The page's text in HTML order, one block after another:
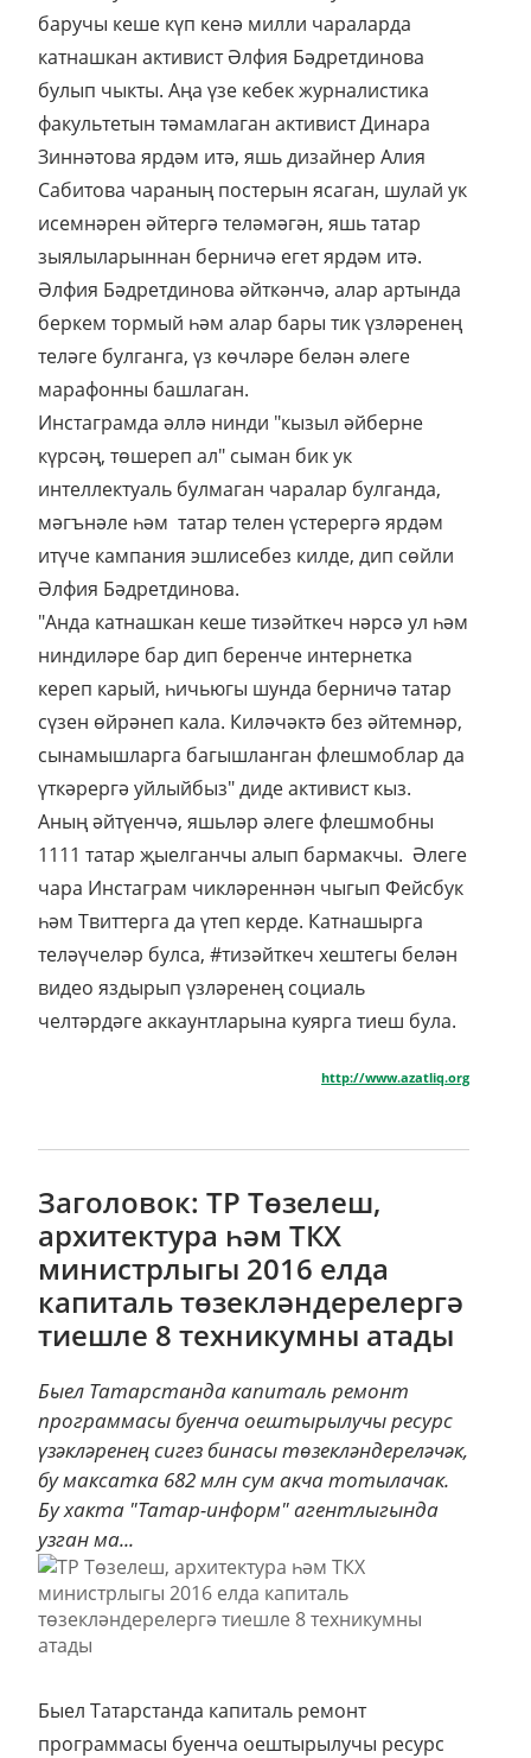
баручы кеше күп кенә милли чараларда
катнашкан активист Әлфия Бәдретдинова
булып чыкты. Аңа үзе кебек журналистика
факультетын тәмамлаган активист Динара
Зиннәтова ярдәм итә, яшь дизайнер Алия
Сабитова чараның постерын ясаган, шулай ук
исемнәрен әйтергә теләмәгән, яшь татар
зыялыларыннан берничә егет ярдәм итә.
Әлфия Бәдретдинова әйткәнчә, алар артында
беркем тормый һәм алар бары тик үзләренең
теләге булганга, үз көчләре белән әлеге
марафонны башлаган.
Инстаграмда әллә нинди "кызыл әйберне
күрсәң, төшереп ал" сыман бик ук
интеллектуаль булмаган чаралар булганда,
мәгънәле һәм татар телен үстерергә ярдәм
итүче кампания эшлисебез килде, дип сөйли
Әлфия Бәдретдинова.
"Анда катнашкан кеше тизәйткеч нәрсә ул һәм
ниндиләре бар дип беренче интернетка
кереп карый, һичьюгы шунда берничә татар
сүзен өйрәнеп кала. Киләчәктә без әйтемнәр,
сынамышларга багышланган флешмоблар да
үткәрергә уйлыйбыз" диде активист кыз.
Аның әйтүенчә, яшьләр әлеге флешмобны
1111 татар җыелганчы алып бармакчы. Әлеге
чара Инстаграм чикләреннән чыгып Фейсбук
һәм Твиттерга да үтеп керде. Катнашырга
теләүчеләр булса, #тизәйткеч хештегы белән
видео яздырып үзләренең социаль
челтәрдәге аккаунтларына куярга тиеш була.
http://www.azatliq.org
Заголовок: ТР Төзелеш,
архитектура һәм ТКХ
министрлыгы 2016 елда
капиталь төзекләндерелергә
тиешле 8 техникумны атады
Быел Татарстанда капиталь ремонт
программасы буенча оештырылучы ресурс
үзәкләренең сигез бинасы төзекләндереләчәк,
бу максатка 682 млн сум акча тотылачак.
Бу хакта "Татар-информ" агентлыгында
узган ма...
Быел Татарстанда капиталь ремонт
программасы буенча оештырылучы ресурс